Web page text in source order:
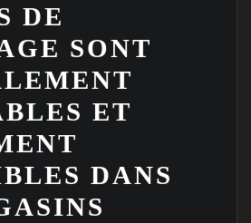
DE
SONT
ET
DANS